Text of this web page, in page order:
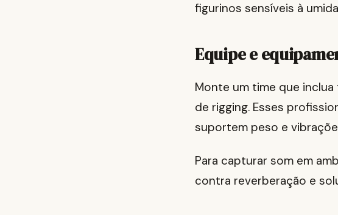
figurinos sensíveis à
Equipe e
Monte um time que
de rigging. Esses
suportem peso e
Para capturar som em
contra reverberação e